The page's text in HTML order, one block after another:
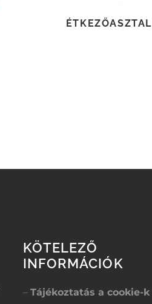
ÉTKEZŐASZTAL
KÖTELEZŐ
INFORMÁCIÓK
– Tájékoztatás a cookie-k